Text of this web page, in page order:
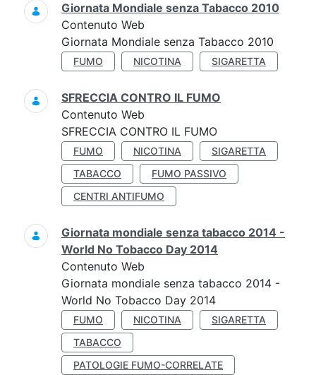
Giornata Mondiale senza Tabacco 2010
Contenuto Web
Giornata Mondiale senza Tabacco 2010
FUMO NICOTINA SIGARETTA
SFRECCIA CONTRO IL FUMO
Contenuto Web
SFRECCIA CONTRO IL FUMO
FUMO NICOTINA
SIGARETTA
TABACCO
FUMO PASSIVO
CENTRI ANTIFUMO
Giornata mondiale senza tabacco 2014 -
World No Tobacco Day 2014
Contenuto Web
Giornata mondiale senza tabacco 2014 -
World No Tobacco Day 2014
FUMO NICOTINA
SIGARETTA
TABACCO
PATOLOGIE FUMO-CORRELATE